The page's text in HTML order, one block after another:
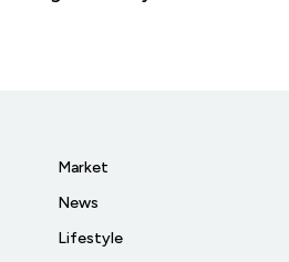
Market
News
Lifestyle